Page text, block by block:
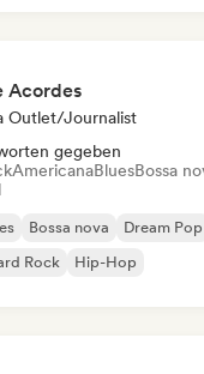
Acordes
Outlet/Journalist
gegeben
AmericanaBluesBossa
Bossa nova Dream Pop
Rock Hip-Hop